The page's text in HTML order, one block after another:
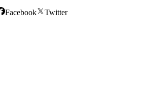
Facebook
Twitter